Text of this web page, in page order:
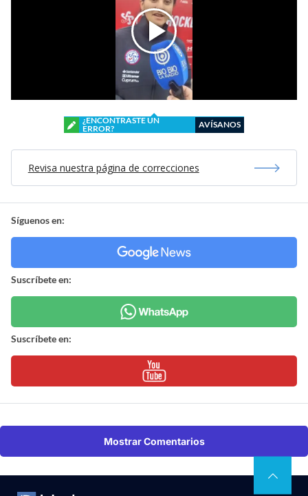
¿ENCONTRASTE UN
ERROR?
AVÍSANOS
Revisa nuestra página de correcciones
Síguenos en:
Suscríbete en:
Suscríbete en:
Mostrar Comentarios